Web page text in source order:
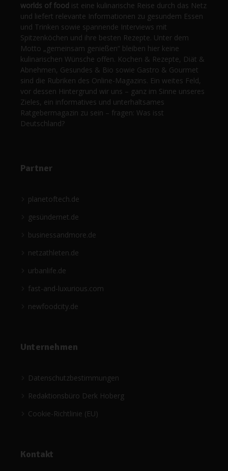
worlds of food ist eine kulinarische Reise durch das Netz
und liefert relevante Informationen zu gesundem Essen
und Trinken sowie spannende Interviews mit
Spitzenköchen und ihre besten Rezepte. Unter dem
Motto „gemeinsam genießen“ bleiben hier keine
kulinarischen Wünsche offen. Kochen & Rezepte, Diät &
Abnehmen, Gesundes & Bio sowie Gastro & Gourmet
sind die Rubriken des Online-Magazins. Ein weites Feld,
vor dessen Hintergrund wir uns – ganz im Sinne unseres
Zieles, ein informatives und unterhaltsames
Ratgebermagazin zu sein – fragen: Was isst
Deutschland?
Partner
planetoftech.de
gesündernet.de
businessandmore.de
netzathleten.de
urbanlife.de
fast-and-luxurious.com
newfoodcity.de
Unternehmen
Datenschutzbestimmungen
Redaktionsbüro Derk Hoberg
Cookie-Richtlinie (EU)
Kontakt